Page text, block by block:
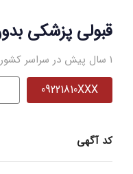
قبولی پزشکی
1 سال پیش در سراسر کشور
09221810XXX
کد آگهی